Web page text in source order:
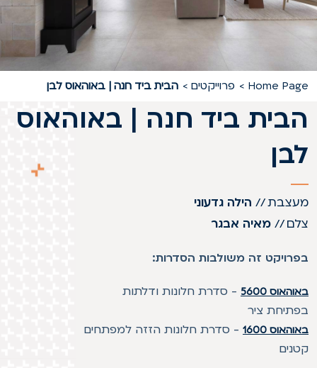
Home פרוייקטים הבית ביד חנה | באוהאוס לבן
ביד חנה | באוהאוס
//הילה גדעוני
//מאיה אבגר
זה משולבות הסדרות:
5600
- סדרת חלונות ודלתות
ציר
1600
- סדרת חלונות הזזה למפתחים